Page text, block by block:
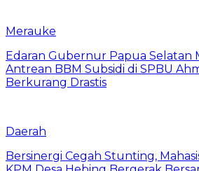
Merauke
Edaran Gubernur Papua Selatan
Antrean BBM Subsidi di SPBU
Berkurang Drastis
Daerah
Bersinergi Cegah Stunting,